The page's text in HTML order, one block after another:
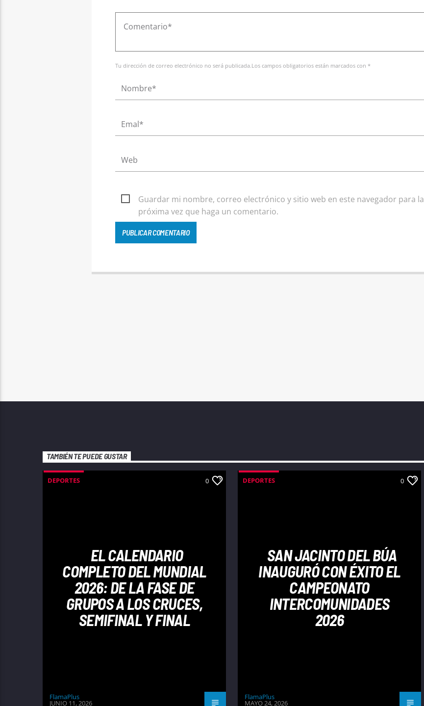
Tu dirección de correo electrónico no será publicada.Los campos obligatorios están marcados con *
Guardar mi nombre, correo electrónico y sitio web en este navegador para la
próxima vez que haga un comentario.
TAMBIÉN TE PUEDE GUSTAR
DEPORTES 0
EL CALENDARIO
COMPLETO DEL MUNDIAL
2026: DE LA FASE DE
GRUPOS A LOS CRUCES,
SEMIFINAL Y FINAL
FlamaPlus
JUNIO 11, 2026
DEPORTES 0
SAN JACINTO DEL BÚA
INAUGURÓ CON ÉXITO EL
CAMPEONATO
INTERCOMUNIDADES
2026
FlamaPlus
MAYO 24, 2026